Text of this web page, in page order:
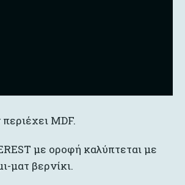
MDF.
με οροφή καλύπτεται με
ματ βερνίκι.